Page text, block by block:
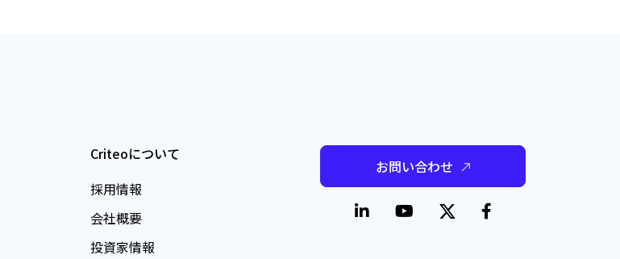
Criteoについて
採用情報
会社概要
投資家情報
お問い合わせ